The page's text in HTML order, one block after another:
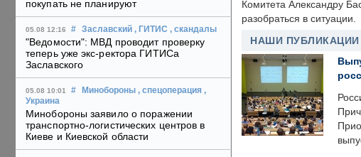
покупать не планируют
05.08 12:16 # Заславский , ГИТИС , скандалы
"Ведомости": МВД проводит проверку
теперь уже экс-ректора ГИТИСа
Заславского
05.08 10:01 # Минобороны , спецоперация ,
Украина
Минобороны заявило о поражении
транспортно-логистических центров в
Киеве и Киевской области
Комитета Александру
разобраться в ситуации.
НАШИ ПУБЛИКАЦИИ